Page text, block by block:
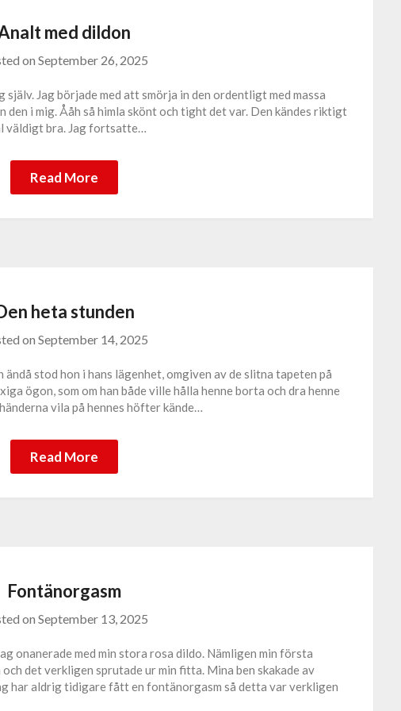
med dildon
on September 26, 2025
själv. Jag började med att smörja in den ordentligt med massa
den i mig. Ååh så himla skönt och tight det var. Den kändes riktigt
väldigt bra. Jag fortsatte…
Read More
heta stunden
on September 14, 2025
stod hon i hans lägenhet, omgiven av de slitna tapeten på
ögon, som om han både ville hålla henne borta och dra henne
vila på hennes höfter kände…
Read More
Fontänorgasm
on September 13, 2025
onanerade med min stora rosa dildo. Nämligen min första
det verkligen sprutade ur min fitta. Mina ben skakade av
har aldrig tidigare fått en fontänorgasm så detta var verkligen